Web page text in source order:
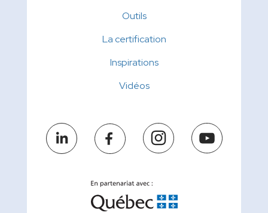
Outils
La certification
Inspirations
Vidéos